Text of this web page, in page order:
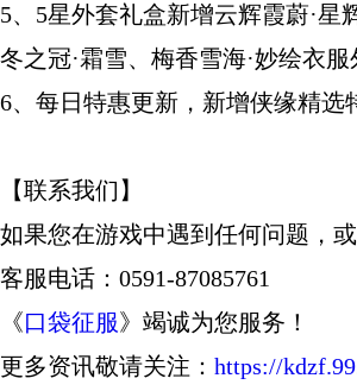
5、5星外套礼盒新增云辉霞蔚·星
冬之冠·霜雪、梅香雪海·妙绘衣服
6、每日特惠更新，新增侠缘精选
【联系我们】
如果您在游戏中遇到任何问题，
客服电话：0591-87085761
《口袋征服》竭诚为您服务！
更多资讯敬请关注： https://